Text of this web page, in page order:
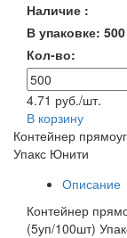
Наличие :
В упаковке:
Кол-во:
4.71 руб./шт.
В корзину
Контейнер
Упакс Юнити
Описание
Контейнер
(5уп/100шт)